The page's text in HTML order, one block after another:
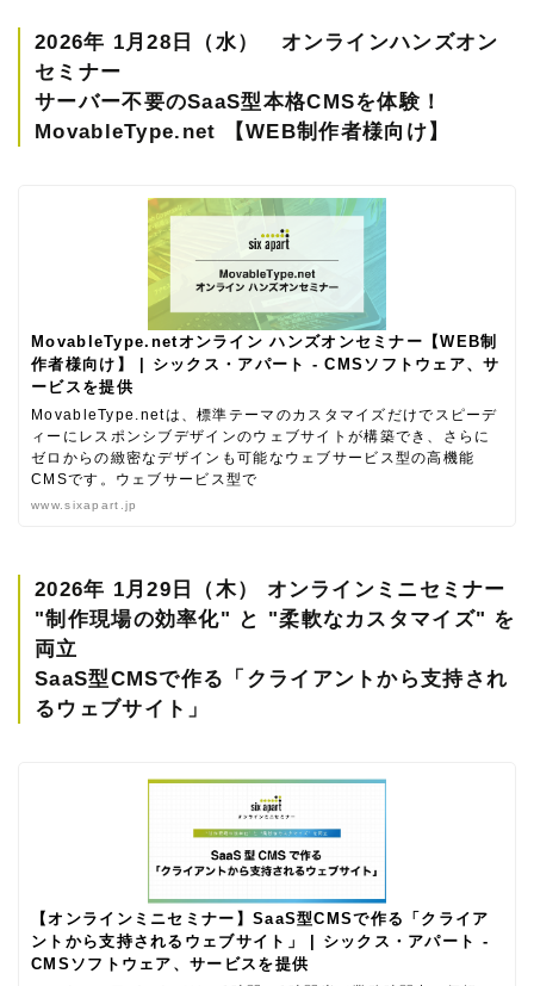
2026年 1月28日（水） オンラインハンズオン
セミナー
サーバー不要のSaaS型本格CMSを体験！
MovableType.net 【WEB制作者様向け】
MovableType.netオンライン ハンズオンセミナー【WEB制
作者様向け】 | シックス・アパート - CMSソフトウェア、サ
ービスを提供
MovableType.netは、標準テーマのカスタマイズだけでスピーデ
ィーにレスポンシブデザインのウェブサイトが構築でき、さらに
ゼロからの緻密なデザインも可能なウェブサービス型の高機能
CMSです。ウェブサービス型で
www.sixapart.jp
2026年 1月29日（木） オンラインミニセミナー
"制作現場の効率化" と "柔軟なカスタマイズ" を
両立
SaaS型CMSで作る「クライアントから支持され
るウェブサイト」
【オンラインミニセミナー】SaaS型CMSで作る「クライア
ントから支持されるウェブサイト」 | シックス・アパート -
CMSソフトウェア、サービスを提供